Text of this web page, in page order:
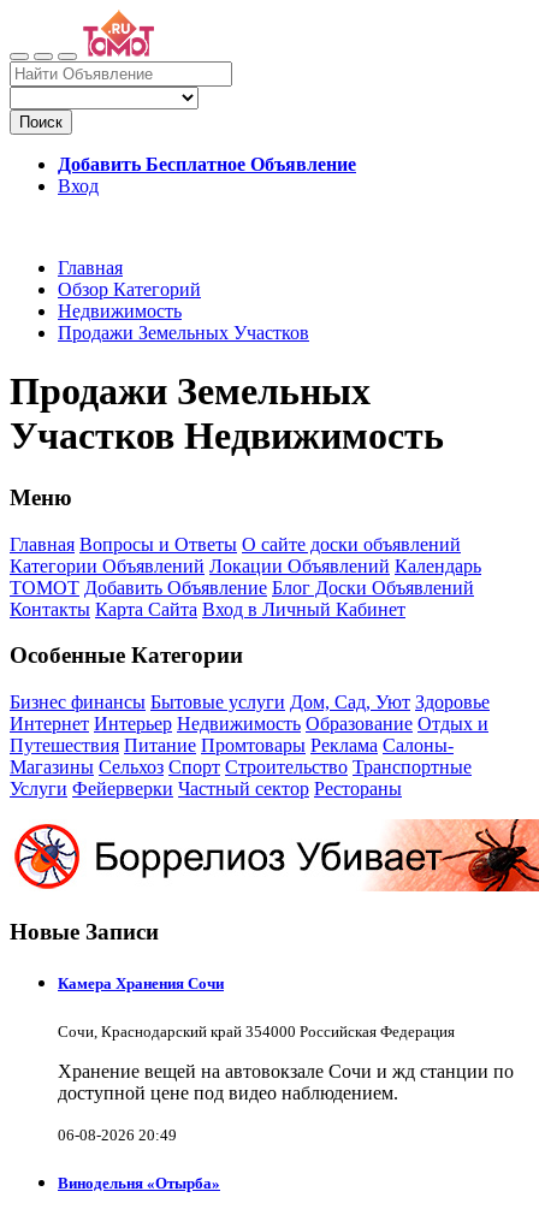
Поиск
Добавить Бесплатное Объявление
Вход
Главная
Обзор Категорий
Недвижимость
Продажи Земельных Участков
Продажи Земельных
Участков Недвижимость
Меню
Главная Вопросы и Ответы О сайте доски объявлений
Категории Объявлений Локации Объявлений Календарь
ТОМОТ Добавить Объявление Блог Доски Объявлений
Контакты Карта Сайта Вход в Личный Кабинет
Особенные Категории
Бизнес финансы Бытовые услуги Дом, Сад, Уют Здоровье
Интернет Интерьер Недвижимость Образование Отдых и
Путешествия Питание Промтовары Реклама Салоны-
Магазины Сельхоз Спорт Строительство Транспортные
Услуги Фейерверки Частный сектор Рестораны
Новые Записи
Камера Хранения Сочи
Сочи, Краснодарский край 354000 Российская Федерация
Хранение вещей на автовокзале Сочи и жд станции по
доступной цене под видео наблюдением.
06-08-2026 20:49
Винодельня «Отырба»